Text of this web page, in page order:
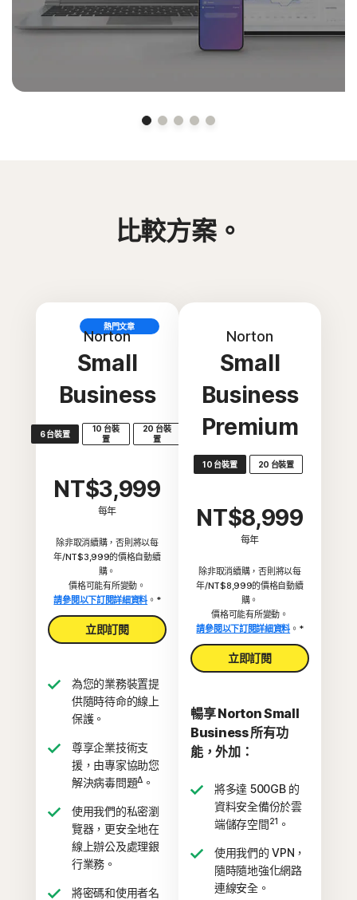
比較方案。
熱門文章
Norton
Small
Business
6 台裝置
10 台裝
置
20 台裝
置
NT$3,999
每年
除非取消續購，否則將以每
年/NT$3,999的價格自動續
購。
價格可能有所變動。
請參閱以下訂閱詳細資料 。*
立即訂閱
為您的業務裝置提
供隨時待命的線上
保護。
尊享企業技術支
援，由專家協助您
解決病毒問題Δ。
使用我們的私密瀏
覽器，更安全地在
線上辦公及處理銀
行業務。
將密碼和使用者名
Norton
Small
Business
Premium
10 台裝置 20 台裝置
NT$8,999
每年
除非取消續購，否則將以每
年/NT$8,999的價格自動續
購。
價格可能有所變動。
請參閱以下訂閱詳細資料 。*
立即訂閱
暢享 Norton Small
Business 所有功
能，外加：
將多達 500GB 的
資料安全備份於雲
端儲存空間21 。
使用我們的 VPN，
隨時隨地強化網路
連線安全。